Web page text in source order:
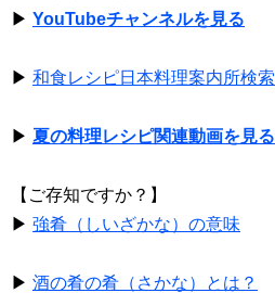
▶ YouTubeチャンネルを見る
▶ 和食レシピ日本料理案内所検索
▶ 夏の料理レシピ関連動画を見る
【ご存知ですか？】
▶ 強肴（しいざかな）の意味
▶ 酒の肴の肴（さかな）とは？